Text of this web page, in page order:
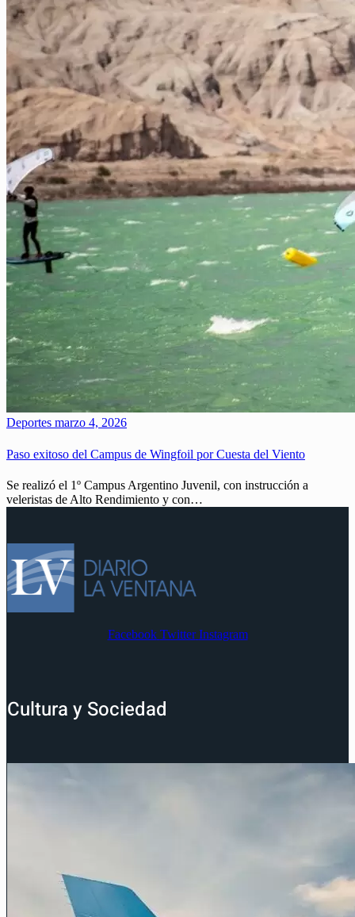
Deportes marzo 4, 2026
Paso exitoso del Campus de Wingfoil por Cuesta del Viento
Se realizó el 1º Campus Argentino Juvenil, con instrucción a
veleristas de Alto Rendimiento y con…
Facebook Twitter Instagram
Cultura y Sociedad